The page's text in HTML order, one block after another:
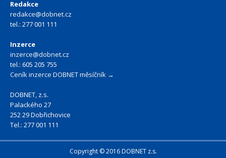
Redakce
redakce@dobnet.cz
tel.: 277 001 111
Inzerce
inzerce@dobnet.cz
tel.: 605 205 755
Ceník inzerce DOBNET měsíčník →
DOBNET, z.s.
Palackého 27
252 29 Dobřichovice
Tel.: 277 001 111
Copyright © 2016 DOBNET z.s.